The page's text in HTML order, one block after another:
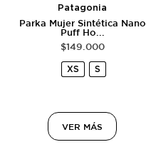
Patagonia
Parka Mujer Sintética Nano
Puff Ho...
$149.000
XS S
VER MÁS